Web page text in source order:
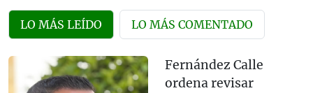
LO MÁS LEÍDO LO MÁS COMENTADO
Fernández Calle
ordena revisar